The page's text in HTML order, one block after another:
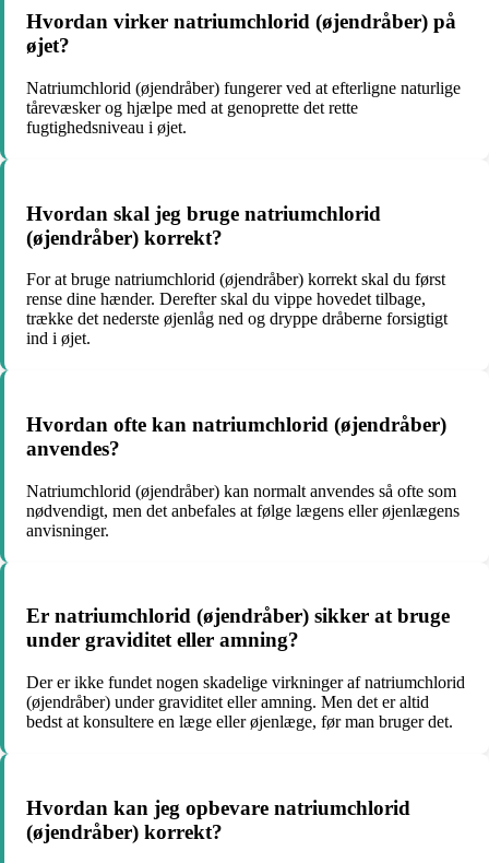
Hvordan virker natriumchlorid (øjendråber) på
øjet?
Natriumchlorid (øjendråber) fungerer ved at efterligne naturlige
tårevæsker og hjælpe med at genoprette det rette
fugtighedsniveau i øjet.
Hvordan skal jeg bruge natriumchlorid
(øjendråber) korrekt?
For at bruge natriumchlorid (øjendråber) korrekt skal du først
rense dine hænder. Derefter skal du vippe hovedet tilbage,
trække det nederste øjenlåg ned og dryppe dråberne forsigtigt
ind i øjet.
Hvordan ofte kan natriumchlorid (øjendråber)
anvendes?
Natriumchlorid (øjendråber) kan normalt anvendes så ofte som
nødvendigt, men det anbefales at følge lægens eller øjenlægens
anvisninger.
Er natriumchlorid (øjendråber) sikker at bruge
under graviditet eller amning?
Der er ikke fundet nogen skadelige virkninger af natriumchlorid
(øjendråber) under graviditet eller amning. Men det er altid
bedst at konsultere en læge eller øjenlæge, før man bruger det.
Hvordan kan jeg opbevare natriumchlorid
(øjendråber) korrekt?